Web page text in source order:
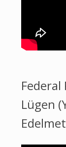
Federal
Lügen